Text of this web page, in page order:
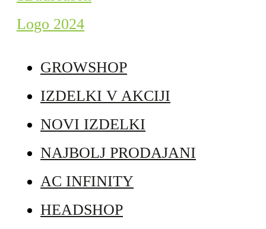
GROWSHOP
IZDELKI V AKCIJI
NOVI IZDELKI
NAJBOLJ PRODAJANI
AC INFINITY
HEADSHOP